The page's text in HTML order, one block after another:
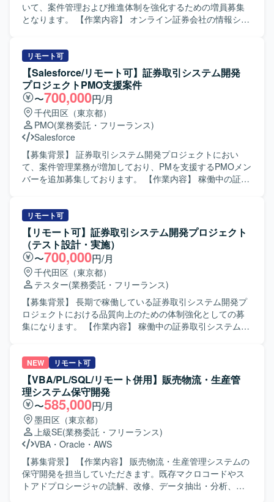
ライン証券ビジネスにおけるシステム案件を上流工程から
一貫して担当することで、業務知識とシステム知識の双方
る経験を積むことができます。 【開発環境】 Web系システ
ムを対象とした環境において、LinuxおよびSQLを活用した
システムの要件定義および設計・開発経験を生かしてご対
応いただきます。
いて、案件管理および推進体制を強化するための増員募集
となります。 【作業内容】 オンライン証券会社の情報シス
務要件のヒアリングを行い、システム要件定義書やプロジ
ェクト計画書の作成を行います。 設計からテストフェーズ
にかけては外部ベンダーへの委託案件に対し、進捗・課
題・品質・コストなどのベンダーコントロールを実施して
いただきます。 また、社内品質管理部門に対して品質状況
の報告を行っていただきます。 【求める人物像】 関係者と
の円滑なコミュニケーションを図りながら、主体的に案件
を推進していただける方を求めております。 ドキュメント
作成や管理業務に丁寧かつ責任感を持って取り組める方に
マッチするポジションです。 【ポジションの魅力】 オンラ
イン証券ビジネスにおけるシステム開発案件に上流工程か
ホルダーと連携しながら、ベンダーコントロールや品質管
理の実務経験を積むことができる環境です。 【開発環境】
Linux環境およびSQLを利用したシステム開発プロジェクト
に参画していただきます。
リモート可
【Salesforce/リモート可】証券取引システム開発
プロジェクトPMO支援案件
〜700,000円/月
千代田区（東京都）
PMO(業務委託・フリーランス)
Salesforce
【募集背景】 証券取引システム開発プロジェクトにおい
て、案件管理業務が増加しており、PMを支援するPMOメン
バーを追加募集しております。 【作業内容】 稼働中の証券
キュメントの作成・更新、内部定例会議の準備、会議日程
調整および運営、議事録作成を担当していただきます。 ま
た、Redmine等を用いたチケット起票・進捗管理、不具合
集計、課題やQAの追い回し、Salesforceへの入力作業など
もご対応いただきます。 【求める人物像】 自ら課題を見つ
けて主体的に動ける方を求めております。 コミュニケーシ
ョンを取りながら関係者と円滑に連携し、ドキュメント作
成や進捗管理を丁寧かつ正確に進められる方が望ましいで
す。 【ポジションの魅力】 大規模な証券取引システム開発
プロジェクトに参画し、PMの近くでプロジェクト管理業務
得・強化できる環境です。 【開発環境】 証券取引システム
開発プロジェクトにおける各種管理ツールおよびドキュメ
ント作成ツールを使用いたします。
リモート可
【リモート可】証券取引システム開発プロジェクト
（テスト設計・実施）
〜700,000円/月
千代田区（東京都）
テスター(業務委託・フリーランス)
【募集背景】 長期で稼働している証券取引システム開発プ
ロジェクトにおける品質向上のための体制強化としての募
集になります。 【作業内容】 稼働中の証券取引システム開
特有の業務仕様を理解しながら、テスト観点の洗い出しや
テストケース作成、実施および結果の整理・報告を行って
いただきます。 【求める人物像】 指示待ちにならず能動的
に動ける方を求めています。コミュニケーション力があ
り、チームメンバーや関係者と円滑に連携できる方、素直
な人柄で周囲と協調しながら業務を進められる方を歓迎い
たします。 【ポジションの魅力】 証券・FXなど金融分野の
業務知識や、大規模金融システムのテスト経験を深めてい
ただける環境です。長期的な参画が見込まれるため、ドメ
イン知見を蓄積しながら、テスト設計スキルや品質向上の
ための提案力を高めていくことができます。 【開発環境】
NEW リモート可
【VBA/PL/SQL/リモート併用】販売物流・生産管
理システム保守開発
〜585,000円/月
墨田区（東京都）
上級SE(業務委託・フリーランス)
VBA ・ Oracle ・ AWS
【募集背景】 【作業内容】 販売物流・生産管理システムの
保守開発を担当していただきます。既存マクロコードやス
トアドプロシージャの読解、改修、データ抽出・分析、業